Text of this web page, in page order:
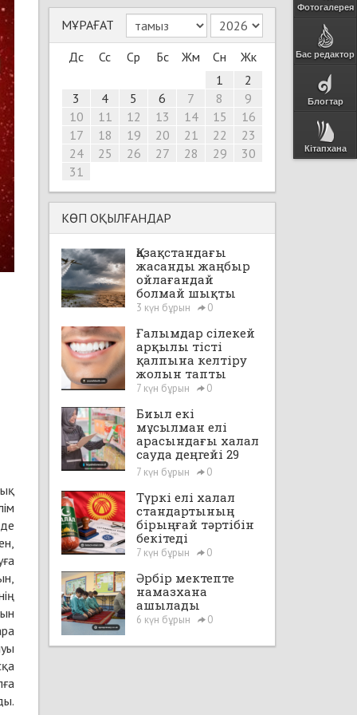
Фотогалерея
Бас редактор
Блогтар
Кітапхана
МҰРАҒАТ
Дс
Сс Ср Бс Жм Сн
Жк
1
2
3
4 5 6 7 8
9
10
11 12 13 14 15
16
17
18 19 20 21 22
23
24
25 26 27 28 29
30
31
КӨП ОҚЫЛҒАНДАР
Қазақстандағы
жасанды жаңбыр
ойлағандай
болмай шықты
3 күн бұрын 0
Ғалымдар сілекей
арқылы тісті
қалпына келтіру
жолын тапты
7 күн бұрын 0
Биыл екі
мұсылман елі
арасындағы халал
сауда деңгейі 29
млрд доллардан
асады
7 күн бұрын 0
Түркі елі халал
стандартының
бірыңғай тәртібін
бекітеді
7 күн бұрын 0
Әрбір мектепте
намазхана
ашылады
6 күн бұрын 0